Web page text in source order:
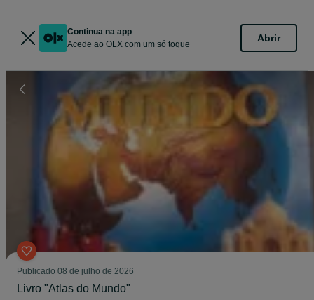
Continua na app
Acede ao OLX com um só toque
Abrir
Publicado 08 de julho de 2026
Livro "Atlas do Mundo"